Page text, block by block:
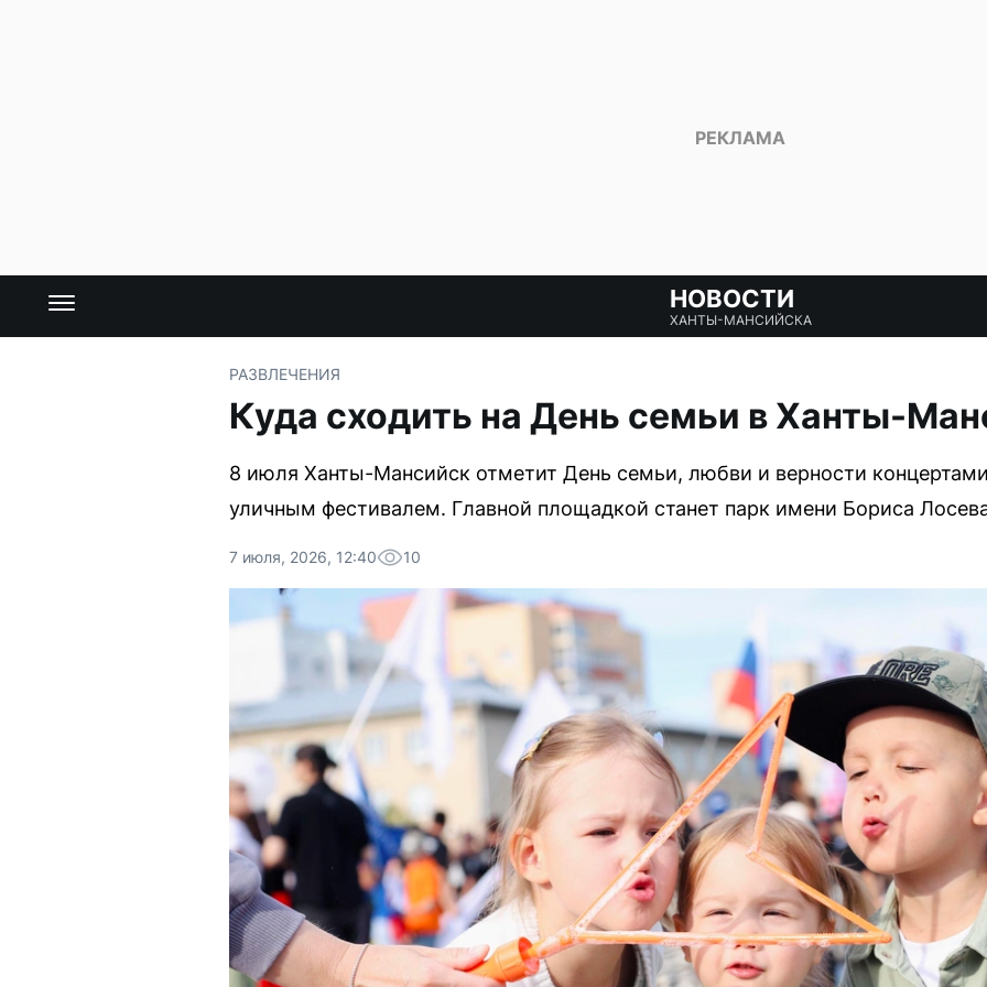
НОВОСТИ
ХАНТЫ-МАНСИЙСКА
РАЗВЛЕЧЕНИЯ
Куда сходить на День семьи в Ханты-
8 июля Ханты-Мансийск отметит День семьи, любви и верности
уличным фестивалем. Главной площадкой станет парк имени Бориса
7 июля, 2026, 12:40 10